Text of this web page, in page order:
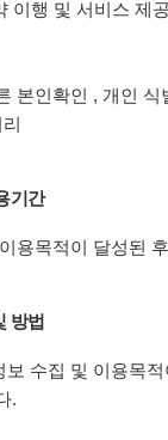
이행 및 서비스 제
본인확인 , 개인
기간
용목적이 달성된
방법
수집 및 이용목
.